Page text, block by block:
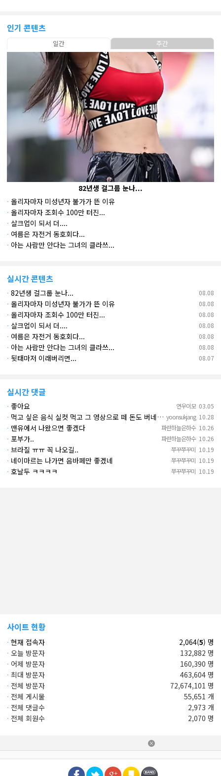
×
인기 콘텐츠
일간 주간
82년생 걸그룹 눈나...
· 올리자마자 미성년자 불가가 뜬 이유
· 올리자마자 조회수 100만 터진...
· 살크업이 되서 더....
· 여름은 자전거 동호회다...
· 아는 사람만 안다는 그녀의 클라쓰...
실시간 콘텐츠
08.08
· 82년생 걸그룹 눈나...
08.08
· 올리자마자 미성년자 불가가 뜬 이유
08.08
· 올리자마자 조회수 100만 터진...
08.08
· 살크업이 되서 더....
08.08
· 여름은 자전거 동호회다...
08.08
· 아는 사람만 안다는 그녀의 클라쓰...
08.07
· 뒷태마저 이래버리면...
실시간 댓글
연우이모 03.05
· 좋아요
yoonsukjang 10.28
· 먹고 싶은 음식 실컷 먹고 그 영상으로 떼 돈도 버네 ㄷㄷ. 하고 싶은 것만 하고 부자되네.
파란하늘은하수 10.26
· 맨유에서 나왔으면 좋겠다
파란하늘은하수 10.26
· 포부가..
쭈꾸쭈꾸미 10.19
· 브라질 ㅠㅠ 꼭 나오길..
쭈꾸쭈꾸미 10.19
· 네이마르는 나가면 음바페만 좋겠네
쭈꾸쭈꾸미 10.19
· 호날두 ㅋㅋㅋㅋ
사이트 현황
· 현재 접속자 2,064(5) 명
· 오늘 방문자
132,882 명
· 어제 방문자
160,390 명
· 최대 방문자
463,604 명
· 전체 방문자
72,674,101 명
· 전체 게시물
55,651 개
· 전체 댓글수
2,973 개
· 전체 회원수 2,070 명